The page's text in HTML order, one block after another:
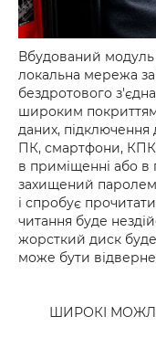
Вбудований модуль
локальна мережа
бездротового
широким
даних, підключення
ПК, смартфони, КПК
в приміщенні або
захищений
і спробує
читання буде
жорсткий диск
може бути
ШИРОКІ